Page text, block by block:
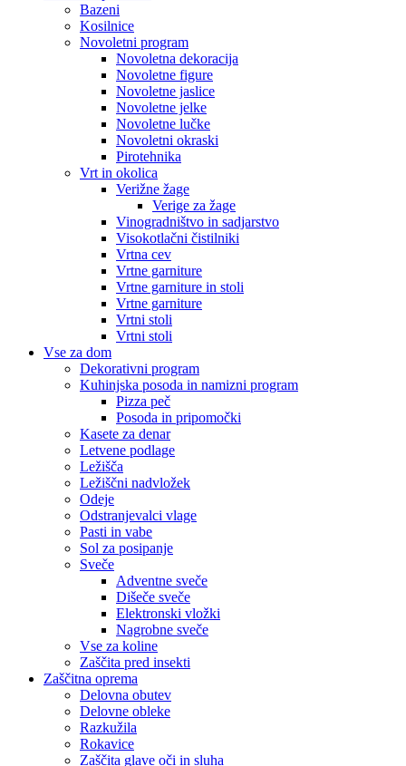
Bazeni
Kosilnice
Novoletni program
Novoletna dekoracija
Novoletne figure
Novoletne jaslice
Novoletne jelke
Novoletne lučke
Novoletni okraski
Pirotehnika
Vrt in okolica
Verižne žage
Verige za žage
Vinogradništvo in sadjarstvo
Visokotlačni čistilniki
Vrtna cev
Vrtne garniture
Vrtne garniture in stoli
Vrtne garniture
Vrtni stoli
Vrtni stoli
Vse za dom
Dekorativni program
Kuhinjska posoda in namizni program
Pizza peč
Posoda in pripomočki
Kasete za denar
Letvene podlage
Ležišča
Ležiščni nadvložek
Odeje
Odstranjevalci vlage
Pasti in vabe
Sol za posipanje
Sveče
Adventne sveče
Dišeče sveče
Elektronski vložki
Nagrobne sveče
Vse za koline
Zaščita pred insekti
Zaščitna oprema
Delovna obutev
Delovne obleke
Razkužila
Rokavice
Zaščita glave oči in sluha